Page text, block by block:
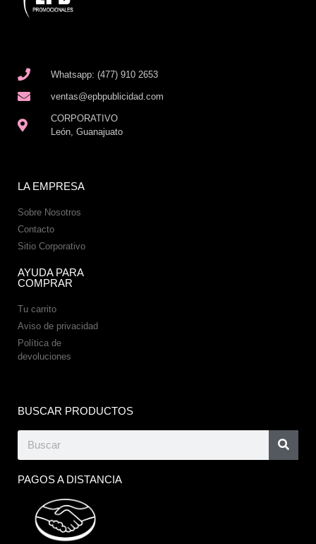
Whatsapp: (477) 910 2653
ventas@epbpublicidad.com
CORPORATIVO
León, Guanajuato
LA EMPRESA
Sobre Nosotros
Contacto
Sitio Corporativo
AYUDA PARA
COMPRAR
Tu carrito
Aviso de privacidad
Política de
devoluciones
BUSCAR PRODUCTOS
PAGOS A DISTANCIA